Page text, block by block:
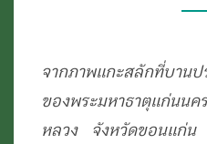
จากภาพแกะสลักที่บาน
ของพระมหาธาตุแก่นนค
หลวง จังหวัดขอนแก่น